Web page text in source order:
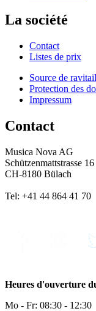
La société
Contact
Listes de prix
Source de
Protection des
Impressum
Contact
Musica Nova AG
Schützenmattstrasse 16
CH-8180 Bülach
Tel: +41 44 864 41 70
Heures d'ouverture
Mo - Fr: 08:30 -